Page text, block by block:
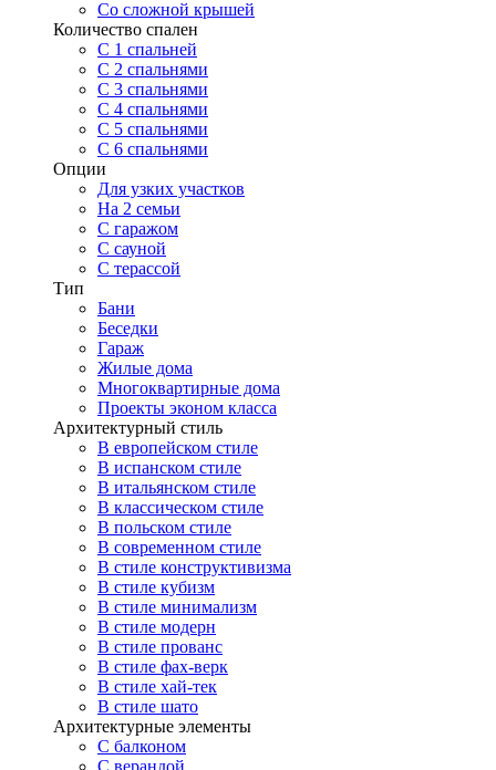
Со сложной крышей
Количество спален
С 1 спальней
С 2 спальнями
С 3 спальнями
С 4 спальнями
С 5 спальнями
С 6 спальнями
Опции
Для узких участков
На 2 семьи
С гаражом
С сауной
С терассой
Тип
Бани
Беседки
Гараж
Жилые дома
Многоквартирные дома
Проекты эконом класса
Архитектурный стиль
В европейском стиле
В испанском стиле
В итальянском стиле
В классическом стиле
В польском стиле
В современном стиле
В стиле конструктивизма
В стиле кубизм
В стиле минимализм
В стиле модерн
В стиле прованс
В стиле фах-верк
В стиле хай-тек
В стиле шато
Архитектурные элементы
С балконом
С верандой